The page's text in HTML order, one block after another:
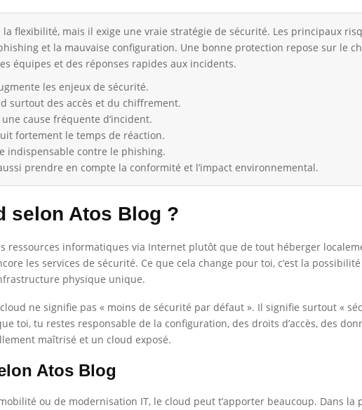
flexibilité, mais il exige une vraie stratégie de sécurité. Les principaux
et la mauvaise configuration. Une bonne protection repose sur le
équipes et des réponses rapides aux incidents.
les enjeux de sécurité.
surtout des accès et du chiffrement.
cause fréquente d’incident.
fortement le temps de réaction.
indispensable contre le phishing.
prendre en compte la conformité et l’impact environnemental.
selon Atos Blog ?
ressources informatiques via Internet plutôt que de tout héberger
les services de sécurité. Ce que cela change pour toi, c’est la
physique unique.
ne signifie pas « moins de sécurité par défaut ». Il signifie surtout «
toi, tu restes responsable de la configuration, des droits d’accès, des
maîtrisé et un cloud exposé.
Atos Blog
ou de modernisation IT, le cloud peut t’apporter beaucoup. Dans